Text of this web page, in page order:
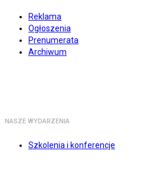
Reklama
Ogłoszenia
Prenumerata
Archiwum
NASZE WYDARZENIA
Szkolenia i konferencje